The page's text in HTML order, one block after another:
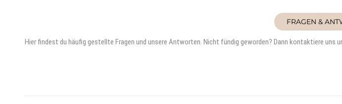
FRAGEN &
Hier findest du häufig gestellte Fragen und unsere Antworten. Nicht fündig geworden? Dann kontaktiere uns